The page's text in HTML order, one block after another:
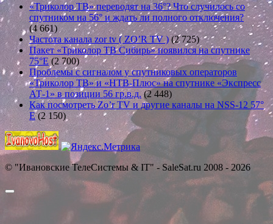
«Триколор ТВ» переводят на 36°? Что случилось со
спутником на 56° и ждать ли полного отключения?
(4 661)
Частота канала zor tv ( ZO’R TV ) (2 725)
Пакет «Триколор ТВ Сибирь» появился на спутнике
75°E (2 700)
Проблемы с сигналом у спутниковых операторов
«Триколор ТВ» и «НТВ-Плюс» на спутнике «Экспресс
АТ-1» в позиции 56 гр.в.д. (2 448)
Как посмотреть Zo’r TV и другие каналы на NSS-12 57°
E (2 150)
© "Ивановские ТелеСистемы & IT" - SaleSat.ru 2008 - 2026
Прокрутить